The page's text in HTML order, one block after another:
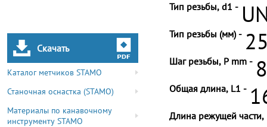
Скачать
Каталог метчиков STAMO
Станочная оснастка (STAMO)
Материалы по канавочному
инструменту STAMO
Тип резьбы, d1 -
Тип резьбы (мм) -
Шаг резьбы, P mm -
Общая длина, L1 -
Длина режущей части,